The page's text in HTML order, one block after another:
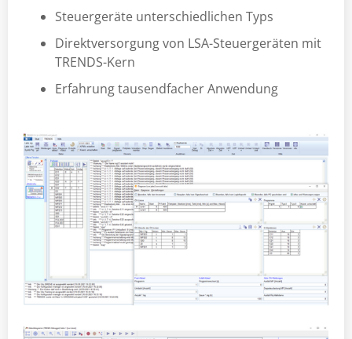
Steuergeräte unterschiedlichen Typs
Direktversorgung von LSA-Steuergeräten mit
TRENDS-Kern
Erfahrung tausendfacher Anwendung